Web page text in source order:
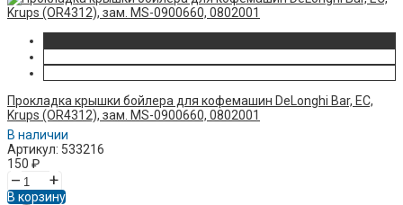
Прокладка крышки бойлера для кофемашин DeLonghi Bar, EC,
Krups (OR4312), зам. MS-0900660, 0802001
В наличии
Артикул: 533216
150 ₽
– +
В корзину